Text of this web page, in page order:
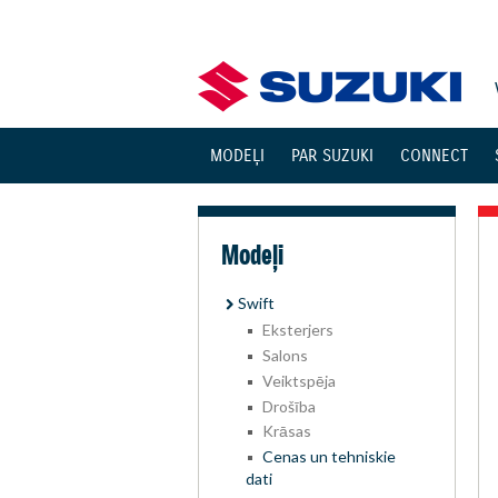
MODEĻI PAR SUZUKI CONNECT
Modeļi
Swift
Eksterjers
Salons
Veiktspēja
Drošība
Krāsas
Cenas un tehniskie
dati